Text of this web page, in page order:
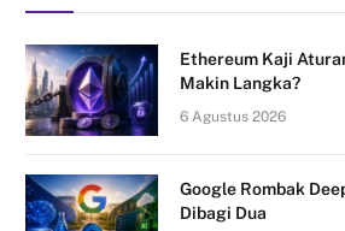
Ethereum Kaji
Makin Langka?
6 Agustus 2026
Google Rombak
Dibagi Dua